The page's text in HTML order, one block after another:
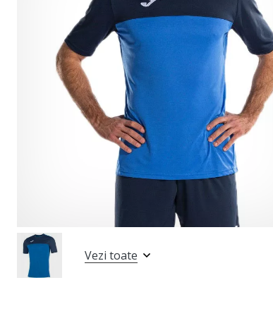
Vezi toate